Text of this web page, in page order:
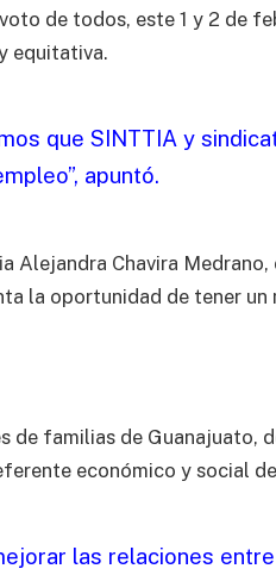
de todos, este 1 y 2 de
equitativa.
que SINTTIA y
apuntó.
Alejandra Chavira
la oportunidad de tener
de familias de Guanajuato,
económico y social
las relaciones